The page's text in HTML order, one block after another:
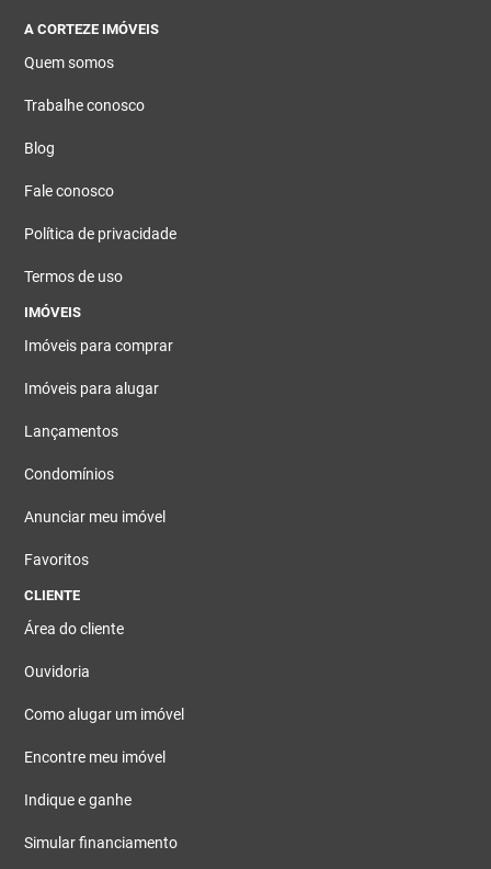
A CORTEZE IMÓVEIS
Quem somos
Trabalhe conosco
Blog
Fale conosco
Política de privacidade
Termos de uso
IMÓVEIS
Imóveis para comprar
Imóveis para alugar
Lançamentos
Condomínios
Anunciar meu imóvel
Favoritos
CLIENTE
Área do cliente
Ouvidoria
Como alugar um imóvel
Encontre meu imóvel
Indique e ganhe
Simular financiamento